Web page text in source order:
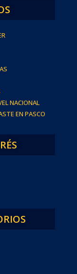
NACIONAL
EN PASCO